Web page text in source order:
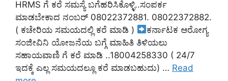
HRMS ಗೆ ಕರೆ ಸಮಸ್ಯೆ ಬಗೆಹರಿಸಿಕೊಳ್ಳಿ..ಸಂಪರ್ಕ
ಮಾಡಬೇಕಾದ ನಂಬರ್ 08022372881. 08022372882.
( ಕಚೇರಿಯ ಸಮಯದಲ್ಲಿ ಕರೆ ಮಾಡಿ )
ಕರ್ನಾಟಕ ಆರೋಗ್ಯ
ಸಂಜೀವಿನಿ ಯೋಜನೆಯ ಬಗ್ಗೆ ಮಾಹಿತಿ ತಿಳಿಯಲು
ಸಹಾಯವಾಣಿ ಗೆ ಕರೆ ಮಾಡಿ ..18004258330 ( 24/7
ಇದಕ್ಕೆ ಎಲ್ಲ ಸಮಯದಲ್ಲೂ ಕರೆ ಮಾಡಬಹುದು) … Read